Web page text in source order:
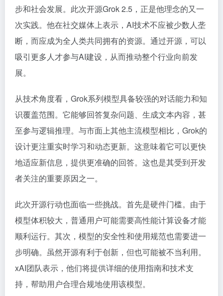
步和社会发展。此次开源Grok 2.5，正是他理念的又一
次实践。他在社交媒体上表示，AI技术不应被少数人垄
断，而应成为全人类共同拥有的资源。通过开源，可以
吸引更多人才参与AI建设，从而推动整个行业向前发
展。
从技术角度看，Grok系列模型具备较强的对话能力和知
识覆盖范围。它能够回答复杂问题、生成文本内容，甚
至参与逻辑推理。与市面上其他主流模型相比，Grok的
设计更注重实时学习和动态更新。这意味着它可以更快
地适应新信息，提供更准确的回答。这也是其受到开发
者关注的重要原因之一。
此次开源行动也面临一些挑战。首先是硬件门槛。由于
模型体积较大，普通用户可能需要高性能计算设备才能
顺利运行。其次，模型的安全性和使用规范也需要进一
步明确。虽然开源有利于创新，但也可能被不当利用。
xAI团队表示，他们将提供详细的使用指南和技术支
持，帮助用户合理合规地使用该模型。